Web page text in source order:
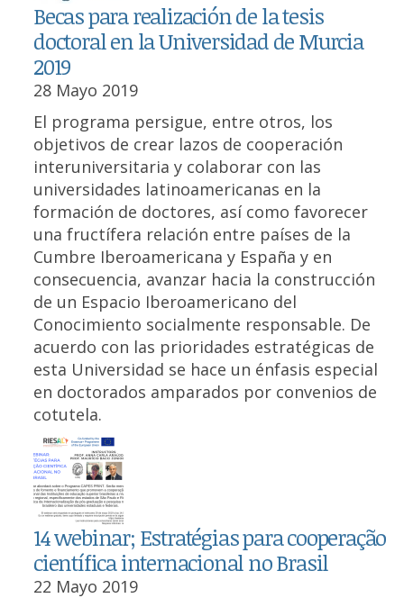
Becas para realización de la tesis
doctoral en la Universidad de Murcia
2019
28 Mayo 2019
El programa persigue, entre otros, los
objetivos de crear lazos de cooperación
interuniversitaria y colaborar con las
universidades latinoamericanas en la
formación de doctores, así como favorecer
una fructífera relación entre países de la
Cumbre Iberoamericana y España y en
consecuencia, avanzar hacia la construcción
de un Espacio Iberoamericano del
Conocimiento socialmente responsable. De
acuerdo con las prioridades estratégicas de
esta Universidad se hace un énfasis especial
en doctorados amparados por convenios de
cotutela.
14 webinar; Estratégias para cooperação
científica internacional no Brasil
22 Mayo 2019